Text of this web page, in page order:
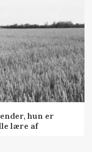
hun er
lære af